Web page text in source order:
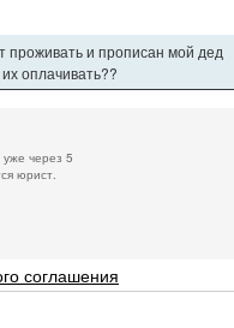
проживать и прописан мой дед
оплачивать??
через 5
юрист.
соглашения